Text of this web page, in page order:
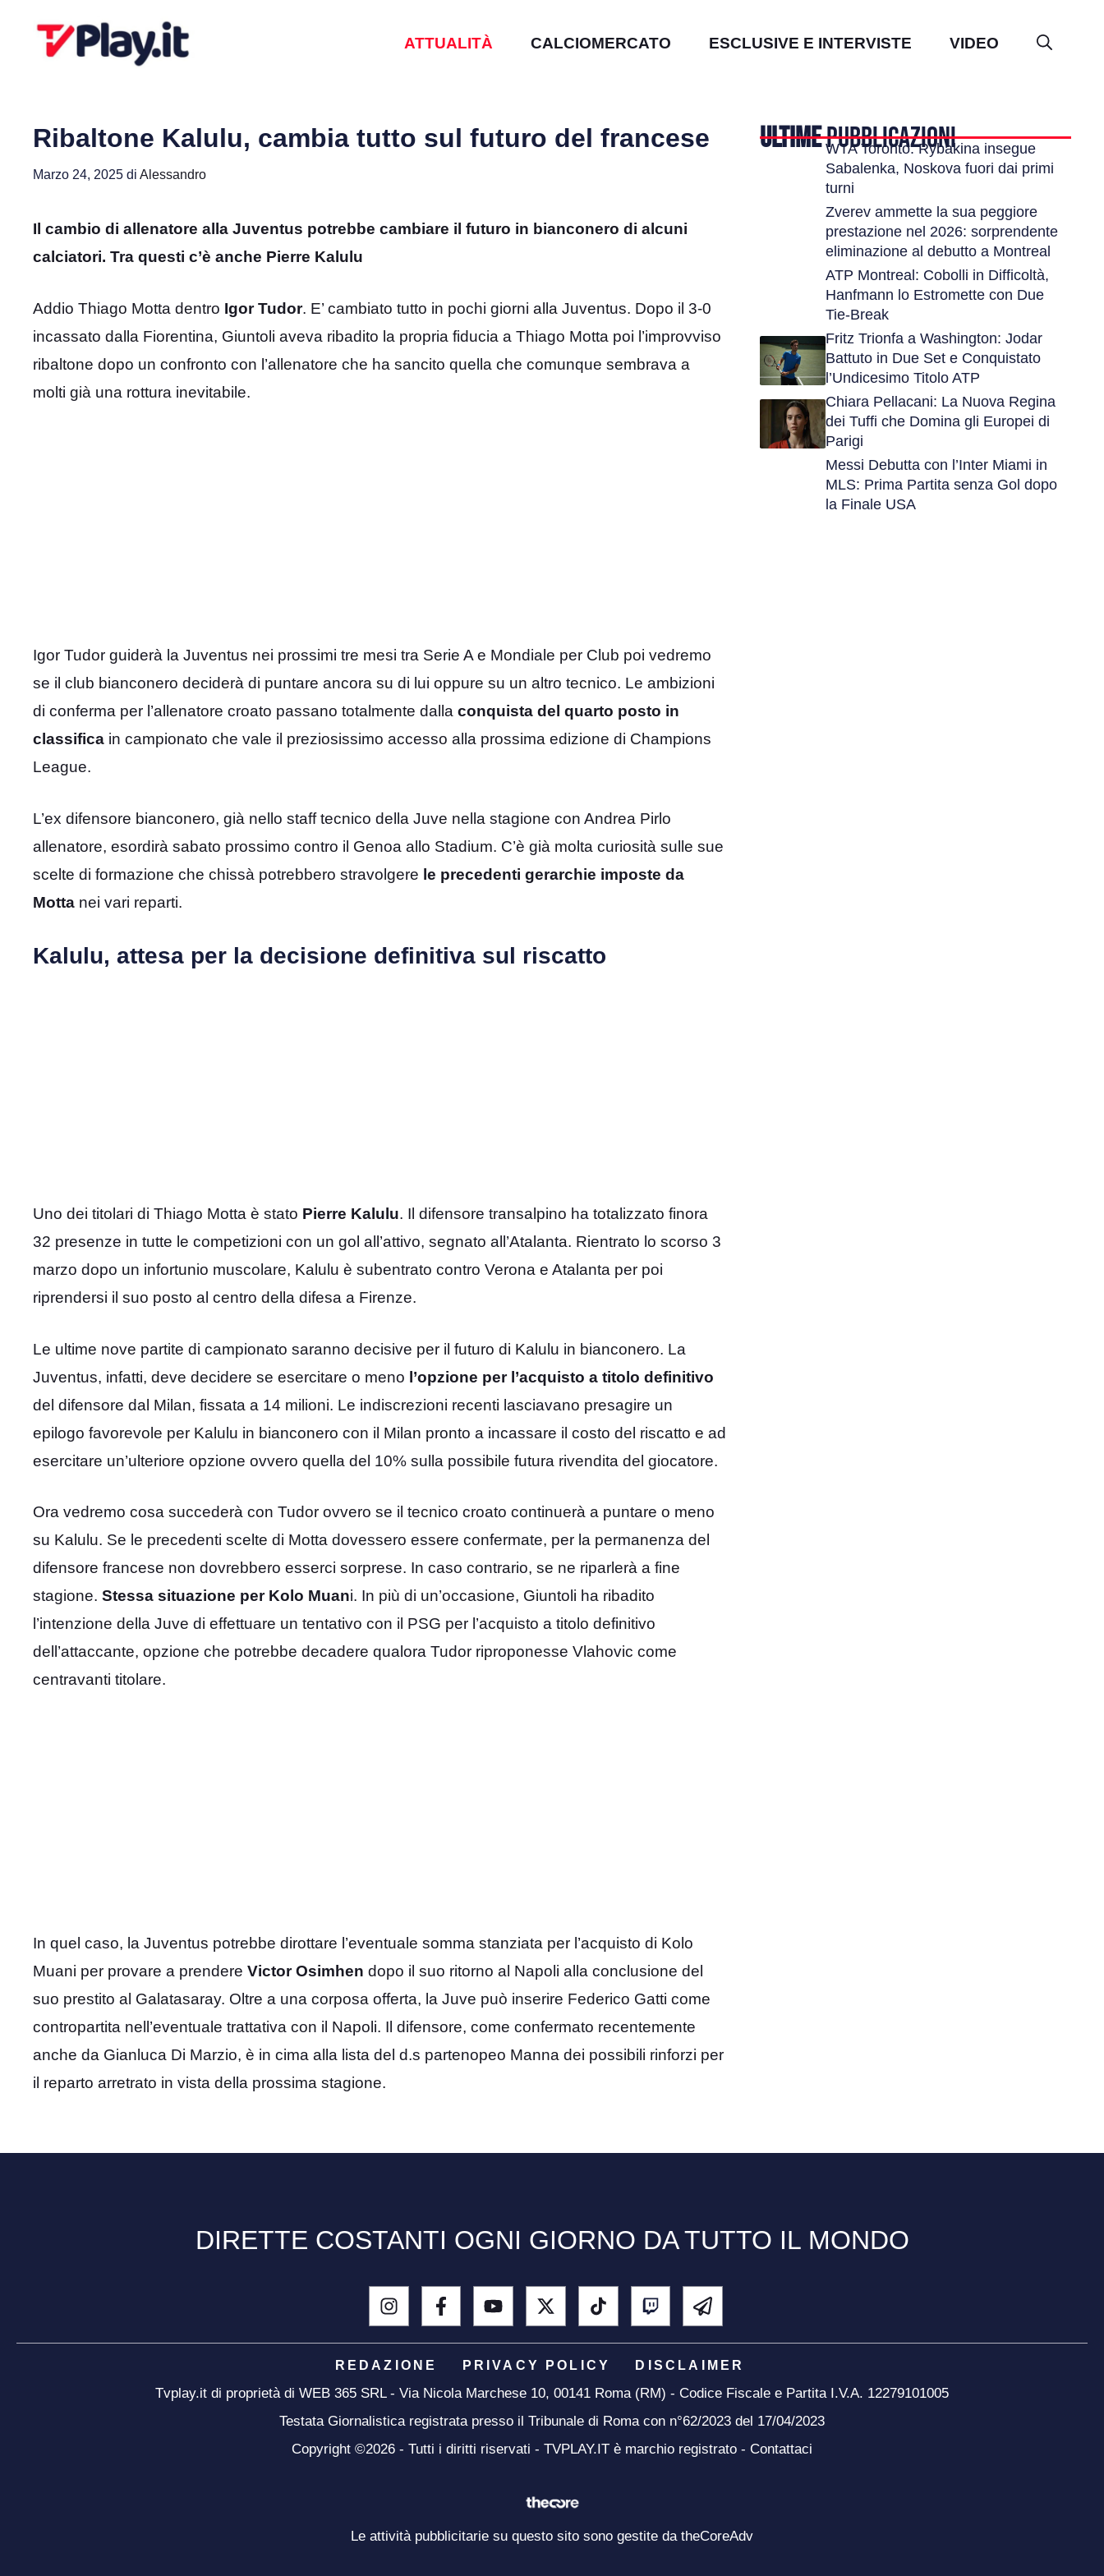
ATTUALITÀ CALCIOMERCATO ESCLUSIVE E INTERVISTE VIDEO
Ribaltone Kalulu, cambia tutto sul futuro del francese
Marzo 24, 2025 di Alessandro
Il cambio di allenatore alla Juventus potrebbe cambiare il futuro in bianconero di alcuni
calciatori. Tra questi c’è anche Pierre Kalulu
Addio Thiago Motta dentro Igor Tudor. E’ cambiato tutto in pochi giorni alla Juventus. Dopo il 3-0
incassato dalla Fiorentina, Giuntoli aveva ribadito la propria fiducia a Thiago Motta poi l’improvviso
ribaltone dopo un confronto con l’allenatore che ha sancito quella che comunque sembrava a
molti già una rottura inevitabile.
Igor Tudor guiderà la Juventus nei prossimi tre mesi tra Serie A e Mondiale per Club poi vedremo
se il club bianconero deciderà di puntare ancora su di lui oppure su un altro tecnico. Le ambizioni
di conferma per l’allenatore croato passano totalmente dalla conquista del quarto posto in
classifica in campionato che vale il preziosissimo accesso alla prossima edizione di Champions
League.
L’ex difensore bianconero, già nello staff tecnico della Juve nella stagione con Andrea Pirlo
allenatore, esordirà sabato prossimo contro il Genoa allo Stadium. C’è già molta curiosità sulle sue
scelte di formazione che chissà potrebbero stravolgere le precedenti gerarchie imposte da
Motta nei vari reparti.
Kalulu, attesa per la decisione definitiva sul riscatto
Uno dei titolari di Thiago Motta è stato Pierre Kalulu. Il difensore transalpino ha totalizzato finora
32 presenze in tutte le competizioni con un gol all’attivo, segnato all’Atalanta. Rientrato lo scorso 3
marzo dopo un infortunio muscolare, Kalulu è subentrato contro Verona e Atalanta per poi
riprendersi il suo posto al centro della difesa a Firenze.
Le ultime nove partite di campionato saranno decisive per il futuro di Kalulu in bianconero. La
Juventus, infatti, deve decidere se esercitare o meno l’opzione per l’acquisto a titolo definitivo
del difensore dal Milan, fissata a 14 milioni. Le indiscrezioni recenti lasciavano presagire un
epilogo favorevole per Kalulu in bianconero con il Milan pronto a incassare il costo del riscatto e ad
esercitare un’ulteriore opzione ovvero quella del 10% sulla possibile futura rivendita del giocatore.
Ora vedremo cosa succederà con Tudor ovvero se il tecnico croato continuerà a puntare o meno
su Kalulu. Se le precedenti scelte di Motta dovessero essere confermate, per la permanenza del
difensore francese non dovrebbero esserci sorprese. In caso contrario, se ne riparlerà a fine
stagione. Stessa situazione per Kolo Muani. In più di un’occasione, Giuntoli ha ribadito
l’intenzione della Juve di effettuare un tentativo con il PSG per l’acquisto a titolo definitivo
dell’attaccante, opzione che potrebbe decadere qualora Tudor riproponesse Vlahovic come
centravanti titolare.
In quel caso, la Juventus potrebbe dirottare l’eventuale somma stanziata per l’acquisto di Kolo
Muani per provare a prendere Victor Osimhen dopo il suo ritorno al Napoli alla conclusione del
suo prestito al Galatasaray. Oltre a una corposa offerta, la Juve può inserire Federico Gatti come
contropartita nell’eventuale trattativa con il Napoli. Il difensore, come confermato recentemente
anche da Gianluca Di Marzio, è in cima alla lista del d.s partenopeo Manna dei possibili rinforzi per
il reparto arretrato in vista della prossima stagione.
ULTIMEPUBBLICAZIONI
WTA Toronto: Rybakina insegue
Sabalenka, Noskova fuori dai primi
turni
Zverev ammette la sua peggiore
prestazione nel 2026: sorprendente
eliminazione al debutto a Montreal
ATP Montreal: Cobolli in Difficoltà,
Hanfmann lo Estromette con Due
Tie-Break
Fritz Trionfa a Washington: Jodar
Battuto in Due Set e Conquistato
l’Undicesimo Titolo ATP
Chiara Pellacani: La Nuova Regina
dei Tuffi che Domina gli Europei di
Parigi
Messi Debutta con l’Inter Miami in
MLS: Prima Partita senza Gol dopo
la Finale USA
DIRETTE COSTANTI OGNI GIORNO DA TUTTO IL MONDO
REDAZIONE PRIVACY POLICY DISCLAIMER
Tvplay.it di proprietà di WEB 365 SRL - Via Nicola Marchese 10, 00141 Roma (RM) - Codice Fiscale e Partita I.V.A. 12279101005
Testata Giornalistica registrata presso il Tribunale di Roma con n°62/2023 del 17/04/2023
Copyright ©2026 - Tutti i diritti riservati - TVPLAY.IT è marchio registrato - Contattaci
Le attività pubblicitarie su questo sito sono gestite da theCoreAdv